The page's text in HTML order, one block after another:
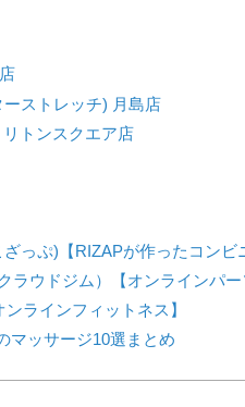
ストレッチ) 月島店
トンスクエア店
っぷ)【RIZAPが作ったコンビ
ラウドジム）【オンラインパー
ラインフィットネス】
マッサージ10選まとめ